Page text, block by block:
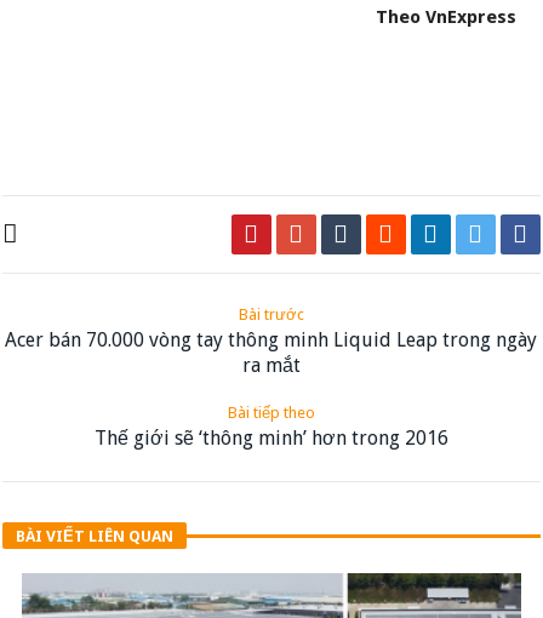
Theo VnExpress
Bài trước
Acer bán 70.000 vòng tay thông minh Liquid Leap trong ngày
ra mắt
Bài tiếp theo
Thế giới sẽ ‘thông minh’ hơn trong 2016
BÀI VIẾT LIÊN QUAN